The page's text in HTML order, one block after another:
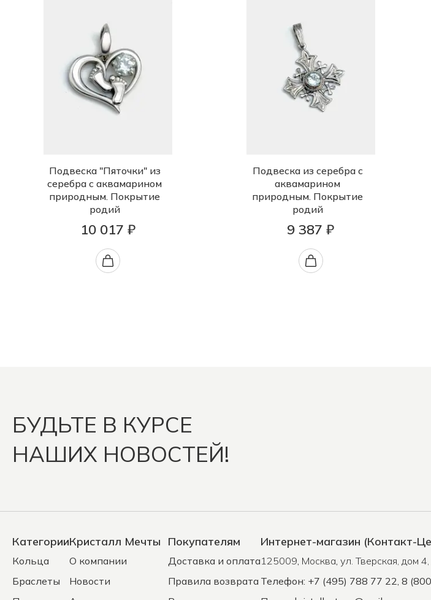
Подвеска "Пяточки" из
серебра с аквамарином
природным. Покрытие
родий
10 017 ₽
Подвеска из серебра с
аквамарином
природным. Покрытие
родий
9 387 ₽
БУДЬТЕ В КУРСЕ
НАШИХ НОВОСТЕЙ!
Категории
Кольца
Браслеты
Кристалл Мечты
О компании
Новости
Покупателям
Доставка и оплата
Правила возврата
Интернет-магазин (Контакт-
125009, Москва, ул. Тверская, дом
Телефон: +7 (495) 788 77 22, 8